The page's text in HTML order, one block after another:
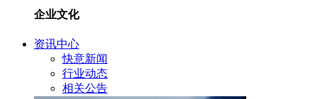
企业文化
资讯中心
快意新闻
行业动态
相关公告